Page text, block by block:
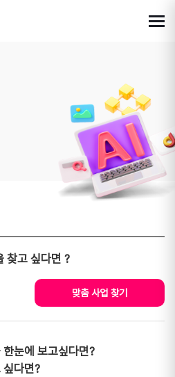
찾고 싶다면 ?
맞춤 사업 찾기
한눈에 보고싶다면?
다면?